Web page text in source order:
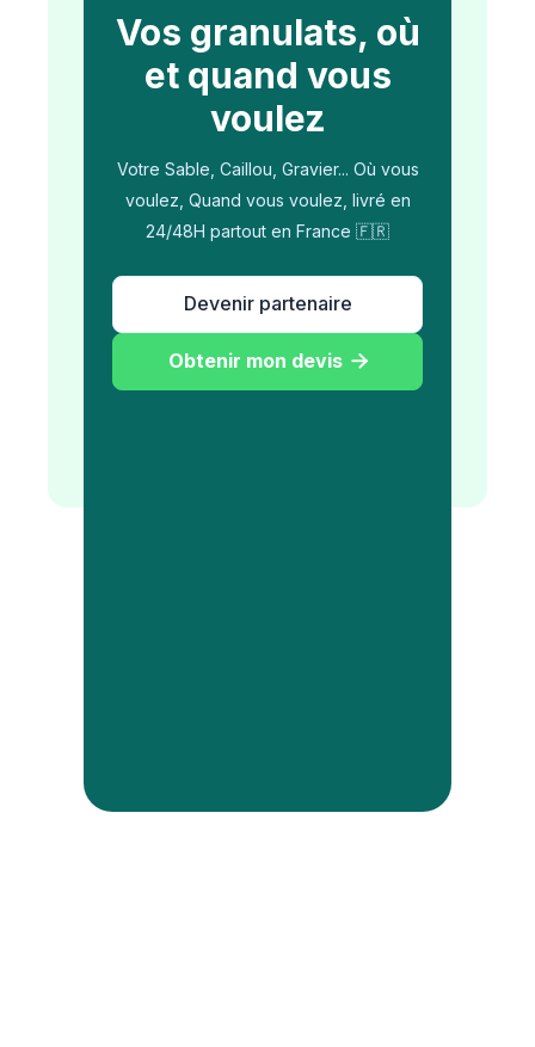
Vos granulats, où
et quand vous
voulez
Votre Sable, Caillou, Gravier... Où vous
voulez, Quand vous voulez, livré en
24/48H partout en France 🇫🇷
Devenir partenaire
Obtenir mon devis 